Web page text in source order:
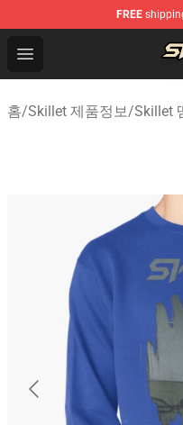
FREE
Open menu
Skillet Shop - Official
홈/Skillet 제품정보/Skillet